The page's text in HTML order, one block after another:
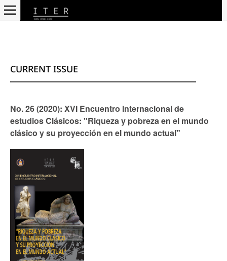
CURRENT ISSUE
No. 26 (2020): XVI Encuentro Internacional de
estudios Clásicos: "Riqueza y pobreza en el mundo
clásico y su proyección en el mundo actual"